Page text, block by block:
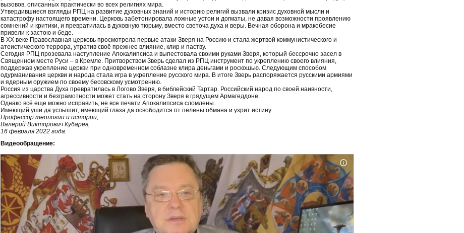
вызовов, описанных практически во всех религиях мира.
Утвердившиеся взгляды РПЦ на развитие духовных знаний и историю религий вызвали кризис духовной мысли и
катастрофу настоящего времени. Церковь забетонировала ложные устои и догматы, не давая возможности проявлению
сомнений и критики, и превратилась в духовную тюрьму, вместо светоча духа и веры. Вечная оборона и мракобесие
привели к застою и беде.
В XX веке Православная церковь просмотрела первые атаки Зверя на Россию и стала жертвой коммунистического и
атеистического террора, утратив своё прежнее влияние, клир и паству.
Сегодня РПЦ прозевала наступление Апокалипсиса и выпестовала своими руками Зверя, который бессрочно засел в
Священном месте Руси – в Кремле. Притворством Зверь сделал из РПЦ инструмент по укреплению своего влияния,
поддержав укрепление церкви при одновременном соблазне клира деньгами и роскошью. Следующим способом
одурманивания церкви и народа стала игра в укрепление русского мира. В итоге Зверь распоряжается русскими армиями
и ядерным оружием по своему бесовскому усмотрению.
Россия из царства Духа превратилась в Логово Зверя, в библейский Тартар. Российский народ по своей наивности,
агрессивности и безграмотности может стать на сторону Зверя в грядущем Армагеддоне.
Однако всё еще можно исправить, не все печати Апокалипсиса сломлены.
Имеющий уши да услышит, имеющий глаза да освободится от пелены обмана и узрит истину.
Профессор теологии и истории,
Валерий Викторович Кубарев,
16 февраля 2022 года.
Видеообращение: